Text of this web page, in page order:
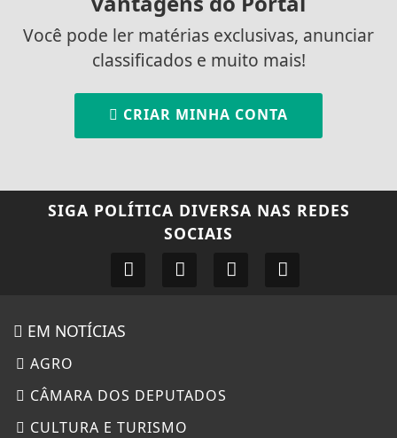
Você pode ler matérias exclusivas, anunciar
classificados e muito mais!
CRIAR MINHA CONTA
SIGA POLÍTICA DIVERSA NAS REDES
SOCIAIS
EM NOTÍCIAS
AGRO
CÂMARA DOS DEPUTADOS
CULTURA E TURISMO